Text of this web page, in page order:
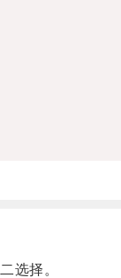
选择。